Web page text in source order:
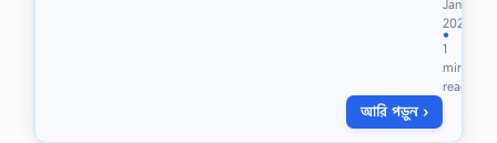
ব
র্ষে
র
গ
বে
Jan
2022
●
1
min
read
আরি পড়ুন ›